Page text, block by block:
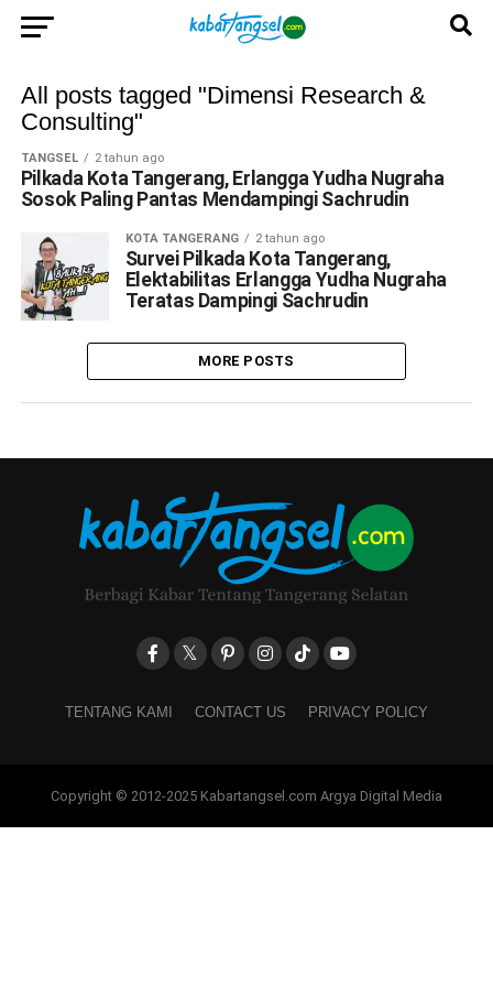
All posts tagged "Dimensi Research &
Consulting"
TANGSEL 2 tahun ago
Pilkada Kota Tangerang, Erlangga Yudha Nugraha
Sosok Paling Pantas Mendampingi Sachrudin
KOTA TANGERANG 2 tahun ago
Survei Pilkada Kota Tangerang,
Elektabilitas Erlangga Yudha Nugraha
Teratas Dampingi Sachrudin
MORE POSTS
TENTANG KAMI CONTACT US PRIVACY POLICY
Copyright © 2012-2025 Kabartangsel.com Argya Digital Media